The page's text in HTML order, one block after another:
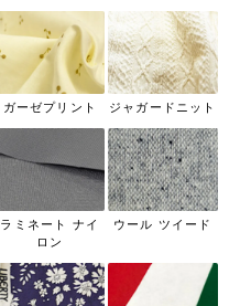
ガーゼプリント ジャガードニット
ラミネート ナイ
ロン
ウール ツイード